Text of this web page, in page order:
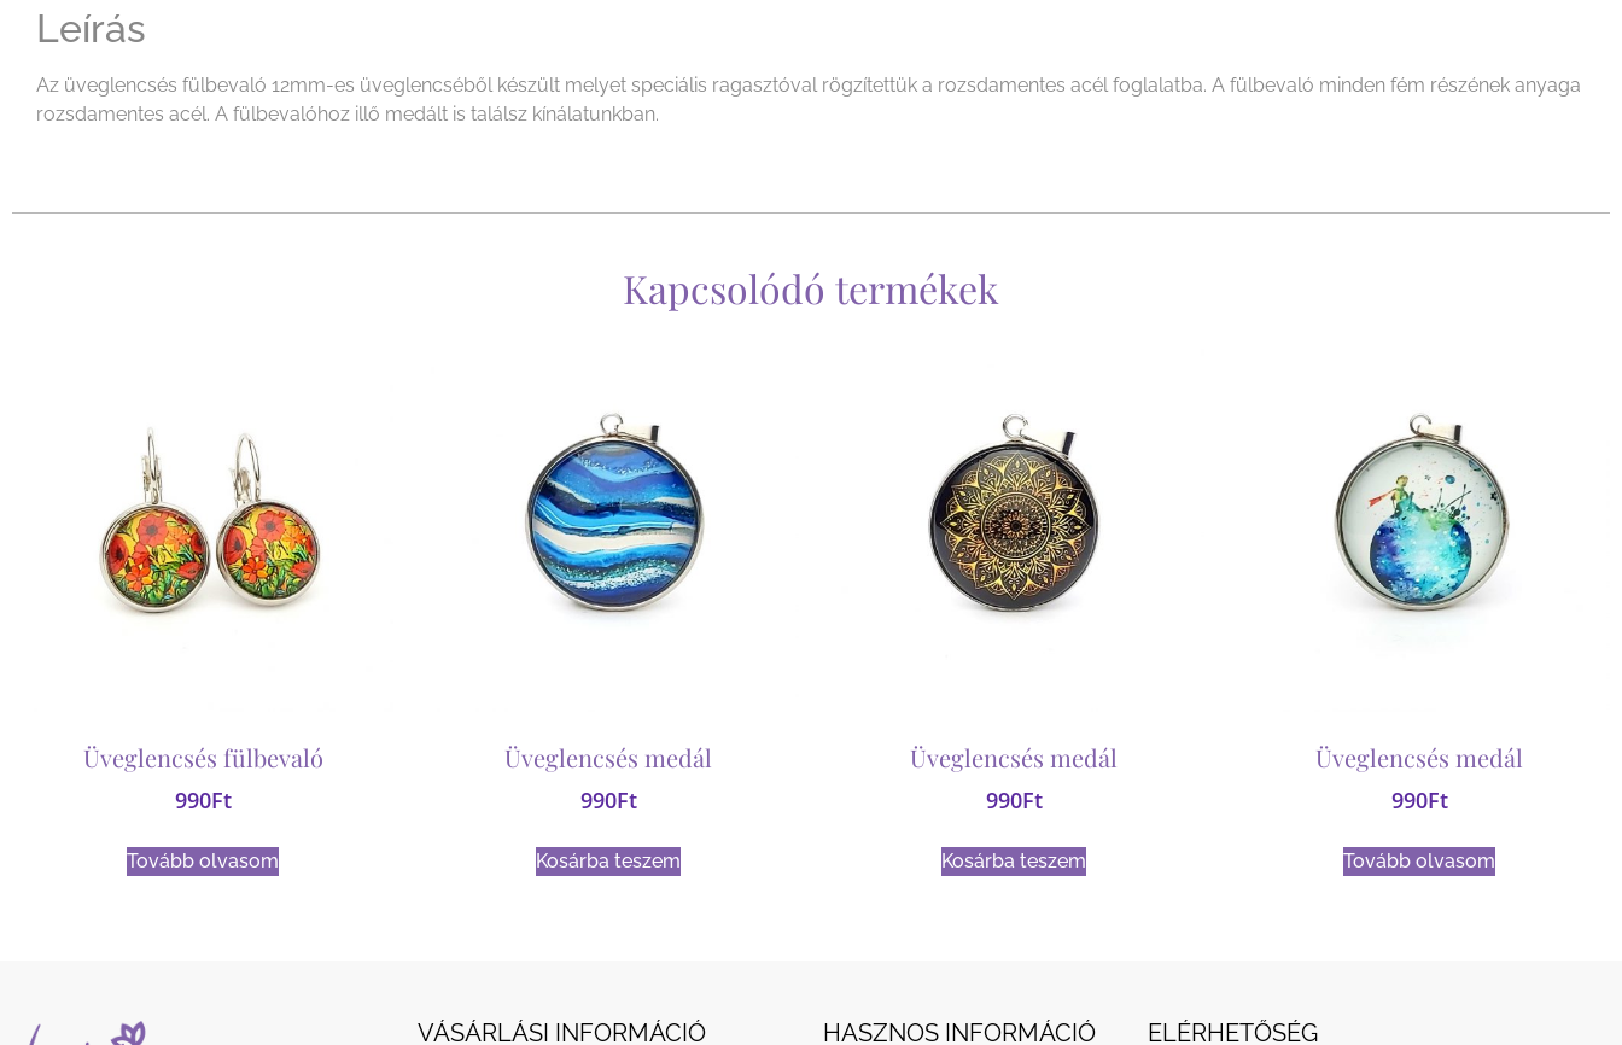
Leírás
Az üveglencsés fülbevaló 12mm-es üveglencséből készült melyet speciális ragasztóval rögzítettük a rozsdamentes acél foglalatba. A fülbevaló minden fém részének anyaga
rozsdamentes acél. A fülbevalóhoz illő medált is találsz kínálatunkban.
Kapcsolódó termékek
Üveglencsés fülbevaló
990Ft
Tovább olvasom
Üveglencsés medál
990Ft
Kosárba teszem
Üveglencsés medál
990Ft
Kosárba teszem
Üveglencsés medál
990Ft
Tovább olvasom
VÁSÁRLÁSI INFORMÁCIÓ HASZNOS INFORMÁCIÓ ELÉRHETŐSÉG